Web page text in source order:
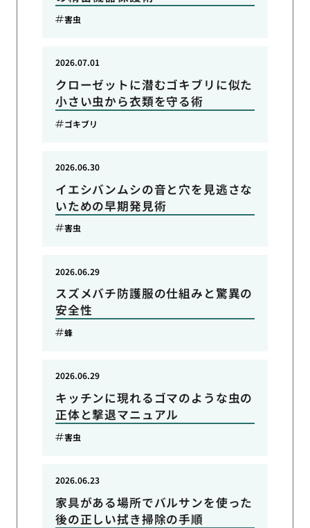
害虫
クローゼットに潜むゴキブリに似た
小さい虫から衣類を守る術
2026.07.01
ゴキブリ
イエシバンムシの音と穴を見逃さな
いための早期発見術
2026.06.30
害虫
スズメバチ防護服の仕組みと驚異の
安全性
2026.06.29
蜂
キッチンに現れるゴマのような虫の
正体と撃退マニュアル
2026.06.29
害虫
家具がある場所でバルサンを使った
後の正しい拭き掃除の手順
2026.06.23